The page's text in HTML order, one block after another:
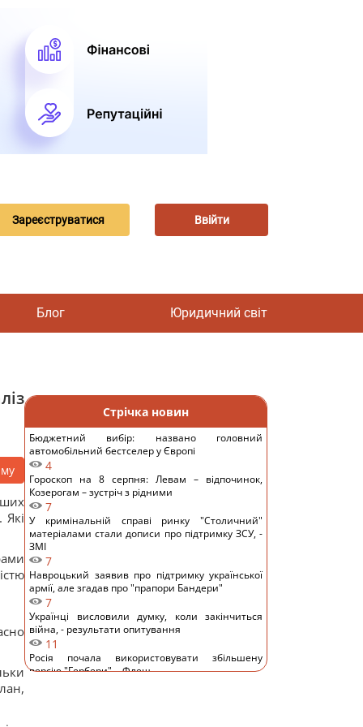
Зареєструватися Ввійти
Блог Юридичний світ
Які
Стрічка новин
Бюджетний вибір: названо головний
автомобільний бестселер у Європі
4
Гороскоп на 8 серпня: Левам – відпочинок,
Козерогам – зустріч з рідними
7
У кримінальній справі ринку "Столичний"
матеріалами стали дописи про підтримку ЗСУ, -
ЗМІ
7
Навроцький заявив про підтримку української
армії, але згадав про "прапори Бандери"
7
Українці висловили думку, коли закінчиться
війна, - результати опитування
11
Росія почала використовувати збільшену
версію "Гербери", - Флеш